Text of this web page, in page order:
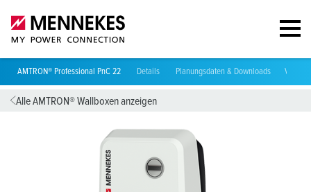
AMTRON® Professional PnC 22 Details Planungsdaten & Downloads Videos
Alle AMTRON® Wallboxen anzeigen